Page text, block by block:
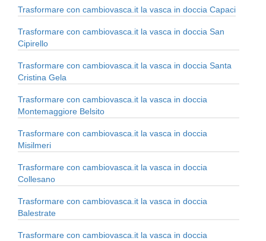
Trasformare con cambiovasca.it la vasca in doccia Capaci
Trasformare con cambiovasca.it la vasca in doccia San
Cipirello
Trasformare con cambiovasca.it la vasca in doccia Santa
Cristina Gela
Trasformare con cambiovasca.it la vasca in doccia
Montemaggiore Belsito
Trasformare con cambiovasca.it la vasca in doccia
Misilmeri
Trasformare con cambiovasca.it la vasca in doccia
Collesano
Trasformare con cambiovasca.it la vasca in doccia
Balestrate
Trasformare con cambiovasca.it la vasca in doccia